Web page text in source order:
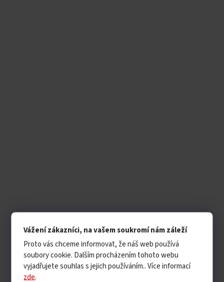
Vážení zákazníci, na vašem soukromí nám záleží
Proto vás chceme informovat, že náš web používá
soubory cookie. Dalším procházením tohoto webu
vyjadřujete souhlas s jejich používáním.. Více informací
zde.